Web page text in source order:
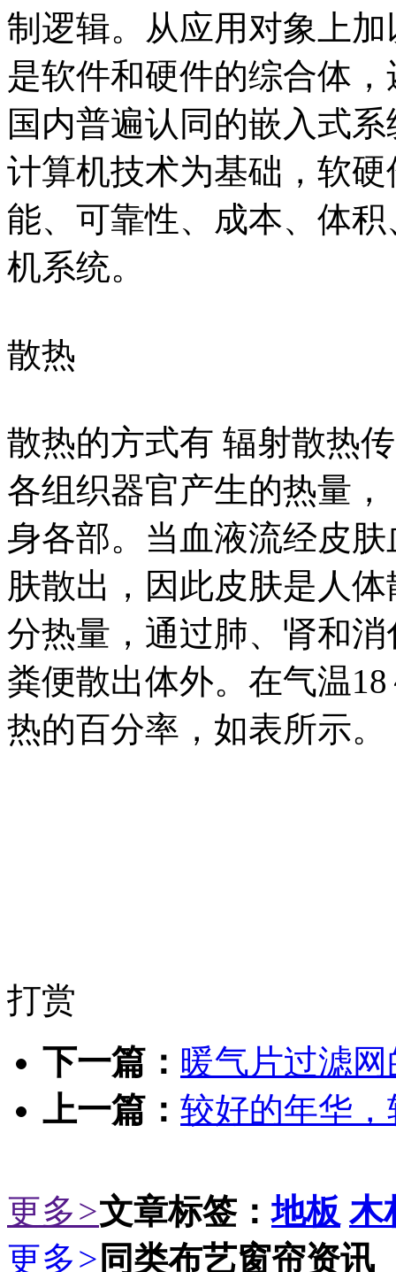
制逻辑。从应用对象上
是软件和硬件的综合体
国内普遍认同的嵌入式
计算机技术为基础，软
能、可靠性、成本、体
机系统。
散热
散热的方式有 辐射散热
各组织器官产生的热量
身各部。当血液流经皮
肤散出，因此皮肤是人
分热量，通过肺、肾和
粪便散出体外。在气温
热的百分率，如表所示。
打赏
下一篇： 暖气片过滤
上一篇： 较好的年华
更多>文章标签：地板 木
更多> 同类布艺窗帘资讯